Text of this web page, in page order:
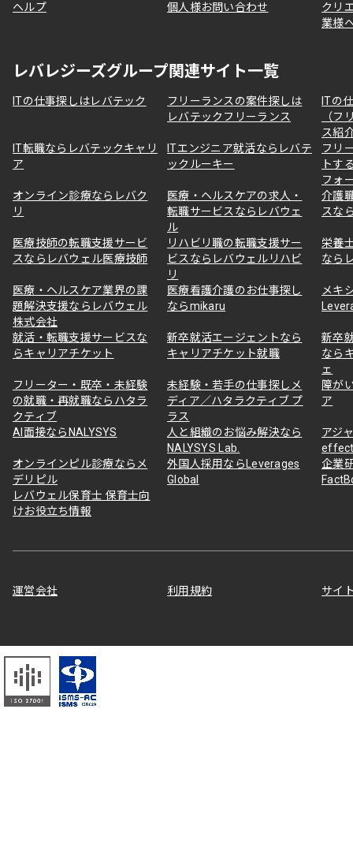
ヘルプ 個人様お問い合わせ
クリ
業様
レバレジーズグループ関連サイト一覧
ITの仕事探しはレバテック
フリーランスの案件探しは
レバテックフリーランス
ITの
（フ
ス紹
IT転職ならレバテックキャリ
ア
ITエンジニア就活ならレバテ
ックルーキー
フリ
トす
フォ
オンライン診療ならレバク
リ
医療・ヘルスケアの求人・
転職サービスならレバウェ
ル
介護
スな
医療技師の転職支援サービ
スならレバウェル医療技師
リハビリ職の転職支援サー
ビスならレバウェルリハビ
リ
栄養
なら
医療・ヘルスケア業界の課
題解決支援ならレバウェル
株式会社
医療看護介護のお仕事探し
ならmikaru
メキ
就活・転職支援サービスな
らキャリアチケット
新卒就活エージェントなら
キャリアチケット就職
新卒
なら
ェ
フリーター・既卒・未経験
の就職・再就職ならハタラ
クティブ
未経験・若手の仕事探しメ
ディア／ハタラクティブ プ
ラス
障が
ア
AI面接ならNALYSYS
人と組織のお悩み解決なら
NALYSYS Lab.
アジ
オンラインピル診療ならメ
デリピル
外国人採用ならLeverages
Global
企業
レバウェル保育士 保育士向
けお役立ち情報
運営会社 利用規約 サイ